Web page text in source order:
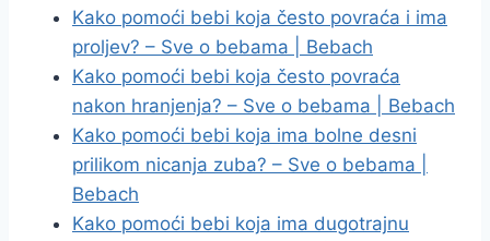
Kako pomoći bebi koja često povraća i ima
proljev? – Sve o bebama | Bebach
Kako pomoći bebi koja često povraća
nakon hranjenja? – Sve o bebama | Bebach
Kako pomoći bebi koja ima bolne desni
prilikom nicanja zuba? – Sve o bebama |
Bebach
Kako pomoći bebi koja ima dugotrajnu